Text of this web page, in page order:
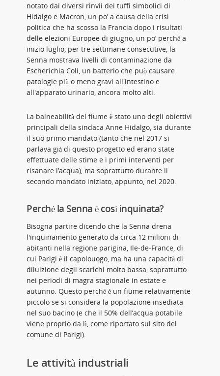
notato dai diversi rinvii dei tuffi simbolici di
Hidalgo e Macron, un po’ a causa della crisi
politica che ha scosso la Francia dopo i risultati
delle elezioni Europee di giugno, un po’ perché a
inizio luglio, per tre settimane consecutive, la
Senna mostrava livelli di contaminazione da
Escherichia Coli, un batterio che può causare
patologie più o meno gravi all'intestino e
all'apparato urinario, ancora molto alti.
La balneabilità del fiume è stato uno degli obiettivi
principali della sindaca Anne Hidalgo, sia durante
il suo primo mandato (tanto che nel 2017 si
parlava già di questo progetto ed erano state
effettuate delle stime e i primi interventi per
risanare l’acqua), ma soprattutto durante il
secondo mandato iniziato, appunto, nel 2020.
Perché la Senna è così inquinata?
Bisogna partire dicendo che la Senna drena
l'inquinamento generato da circa 12 milioni di
abitanti nella regione parigina, Ile-de-France, di
cui Parigi è il capolouogo, ma ha una capacità di
diluizione degli scarichi molto bassa, soprattutto
nei periodi di magra stagionale in estate e
autunno. Questo perché è un fiume relativamente
piccolo se si considera la popolazione insediata
nel suo bacino (e che il 50% dell’acqua potabile
viene proprio da lì, come riportato sul sito del
comune di Parigi).
Le attività industriali